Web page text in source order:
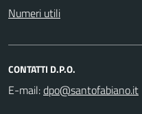
Numeri utili
CONTATTI D.P.O.
E-mail: